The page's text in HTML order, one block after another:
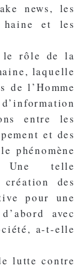
news, les
et les
le rôle de la
laquelle
de l’Homme
entre les
et des
phénomène
Une telle
des
pour une
avec
a-t-elle
lutte contre